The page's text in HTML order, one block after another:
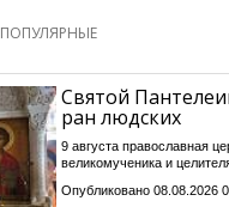
ПОПУЛЯРНЫЕ
Святой
ран людских
9 августа православная
великомученика и
Опубликовано 08.08.2026